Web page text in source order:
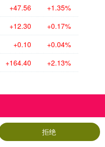
+47.56 +1.35%
+12.30 +0.17%
+0.10 +0.04%
+164.40 +2.13%
拒绝